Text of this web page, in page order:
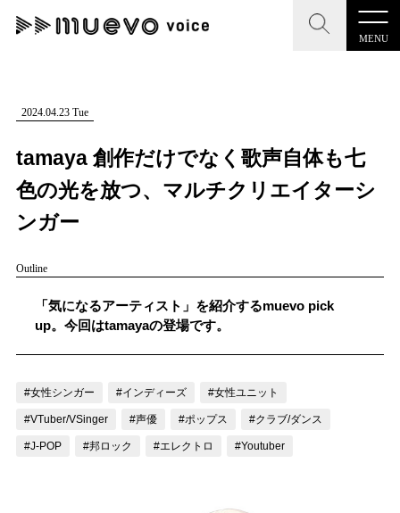
MENU
CLOSE
記事を検索する
#男性シンガー #HR/HM #女性シンガー
CLOSE
"読者の声を形にする”音楽特化メディア
記事一覧
プレスリリース一覧
お問い合わせ
記事リクエスト
2024.04.23 Tue
tamaya 創作だけでなく歌声自体も七
色の光を放つ、マルチクリエイターシ
ンガー
Outline
「気になるアーティスト」を紹介するmuevo pick
up。今回はtamayaの登場です。
#女性シンガー #インディーズ #女性ユニット
#VTuber/VSinger #声優 #ポップス #クラブ/ダンス
#J-POP #邦ロック #エレクトロ #Youtuber